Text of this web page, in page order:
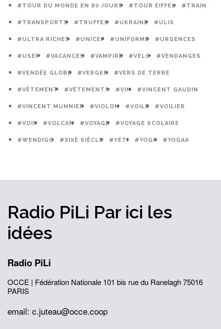
#TOUR DU MONDE EN 80 JOURS #TOUR EIFFEL #TRAIN
#TRANSPORTS #TRUFFES #UKRAINE #ULIS
#ULTRA RICHES #UNICEF #UNIFORME #URGENCES
#USEP #VACANCES #VAMPIRE #VÉLO #VENDANGES
#VENDÉE GLOBE #VERGER #VERS DE TERRE
#VÊTEMENT #VÊTEMENTS #VIN #VINCENT GAUDIN
#VINCENT MUNNIER #VIOLON #VOILE #VOILIER
#VOIX #VOLCAN #VOYAGE #VOYAGE SCOLAIRE
#WENDIGO #XIXÈ SIÈCLE #YÉTI #YOGA #YOGAA
Radio PiLi Par ici les
idées
Radio PiLi
OCCE | Fédération Nationale 101 bis rue du Ranelagh75016
PARIS
email: c.juteau@occe.coop